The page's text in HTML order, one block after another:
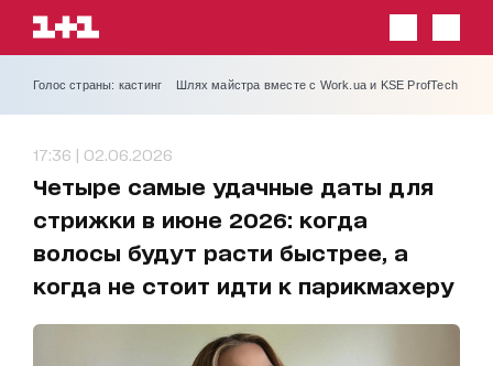
Голос страны: кастинг Шлях майстра вместе с Work.ua и KSE ProfTech
17:36 | 02.06.2026
Четыре самые удачные даты для
стрижки в июне 2026: когда
волосы будут расти быстрее, а
когда не стоит идти к парикмахеру